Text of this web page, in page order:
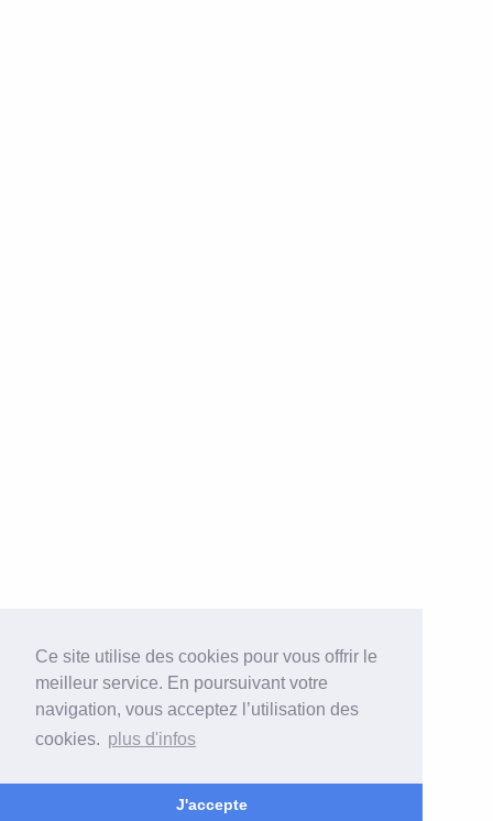
Ce site utilise des cookies pour vous offrir le
meilleur service. En poursuivant votre
navigation, vous acceptez l’utilisation des
cookies. plus d'infos
J'accepte